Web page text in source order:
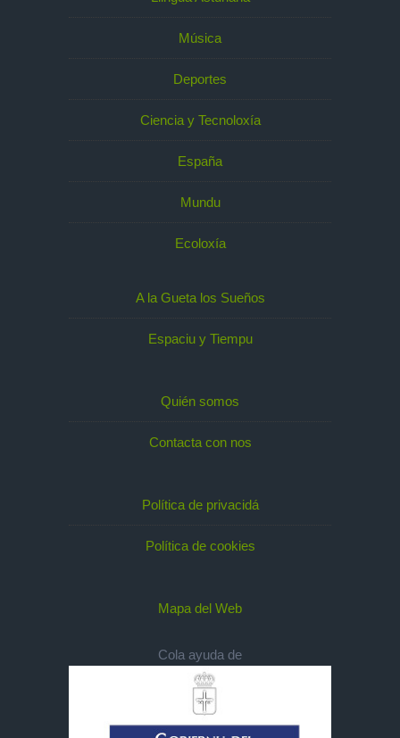
Música
Deportes
Ciencia y Tecnoloxía
España
Mundu
Ecoloxía
A la Gueta los Sueños
Espaciu y Tiempu
Quién somos
Contacta con nos
Política de privacidá
Política de cookies
Mapa del Web
Cola ayuda de